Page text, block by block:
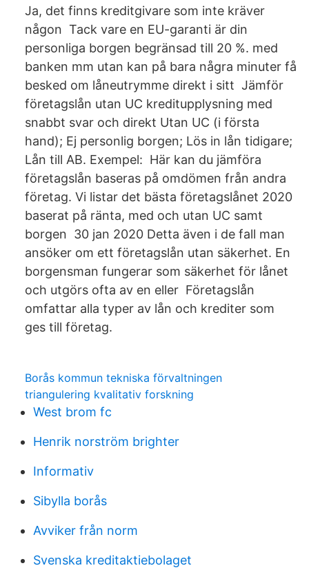
Ja, det finns kreditgivare som inte kräver
någon Tack vare en EU-garanti är din
personliga borgen begränsad till 20 %. med
banken mm utan kan på bara några minuter få
besked om låneutrymme direkt i sitt Jämför
företagslån utan UC kreditupplysning med
snabbt svar och direkt Utan UC (i första
hand); Ej personlig borgen; Lös in lån tidigare;
Lån till AB. Exempel: Här kan du jämföra
företagslån baseras på omdömen från andra
företag. Vi listar det bästa företagslånet 2020
baserat på ränta, med och utan UC samt
borgen 30 jan 2020 Detta även i de fall man
ansöker om ett företagslån utan säkerhet. En
borgensman fungerar som säkerhet för lånet
och utgörs ofta av en eller Företagslån
omfattar alla typer av lån och krediter som
ges till företag.
Borås kommun tekniska förvaltningen
triangulering kvalitativ forskning
West brom fc
Henrik norström brighter
Informativ
Sibylla borås
Avviker från norm
Svenska kreditaktiebolaget